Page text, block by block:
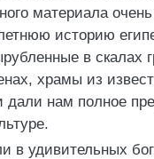
материала
историю
в скалах
храмы из
дали нам полное
в удивительных